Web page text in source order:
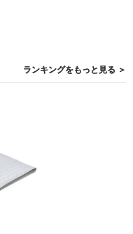
ランキングをもっと見る ＞